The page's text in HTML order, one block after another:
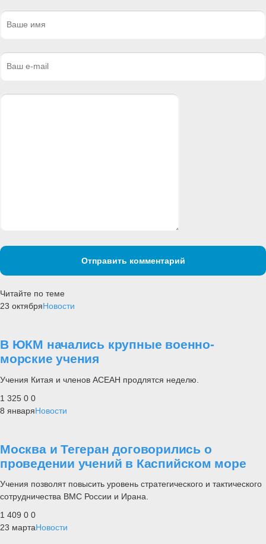
Отправить комментарий
Читайте по теме
23 октябряНовости
В ЮКМ начались крупные военно-
морские учения
Учения Китая и членов АСЕАН продлятся неделю.
1 325 0 0
8 январяНовости
Москва и Тегеран договорились о
проведении учений в Каспийском море
Учения позволят повысить уровень стратегического и тактического
сотрудничества ВМС России и Ирана.
1 409 0 0
23 мартаНовости